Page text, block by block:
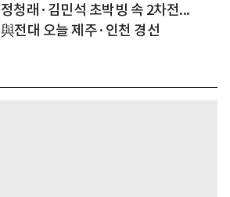
정청래·김민석 초박빙 속 2차전...
與전대 오늘 제주·인천 경선